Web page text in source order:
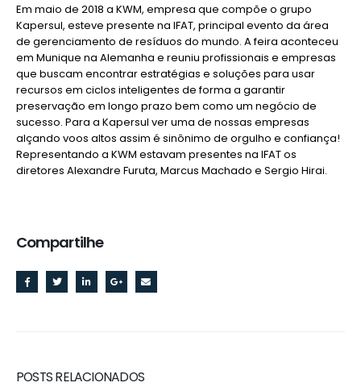
Em maio de 2018 a KWM, empresa que compõe o grupo
Kapersul, esteve presente na IFAT, principal evento da área
de gerenciamento de resíduos do mundo. A feira aconteceu
em Munique na Alemanha e reuniu profissionais e empresas
que buscam encontrar estratégias e soluções para usar
recursos em ciclos inteligentes de forma a garantir
preservação em longo prazo bem como um negócio de
sucesso. Para a Kapersul ver uma de nossas empresas
alçando voos altos assim é sinônimo de orgulho e confiança!
Representando a KWM estavam presentes na IFAT os
diretores Alexandre Furuta, Marcus Machado e Sergio Hirai.
Compartilhe
RELATEDPOSTS